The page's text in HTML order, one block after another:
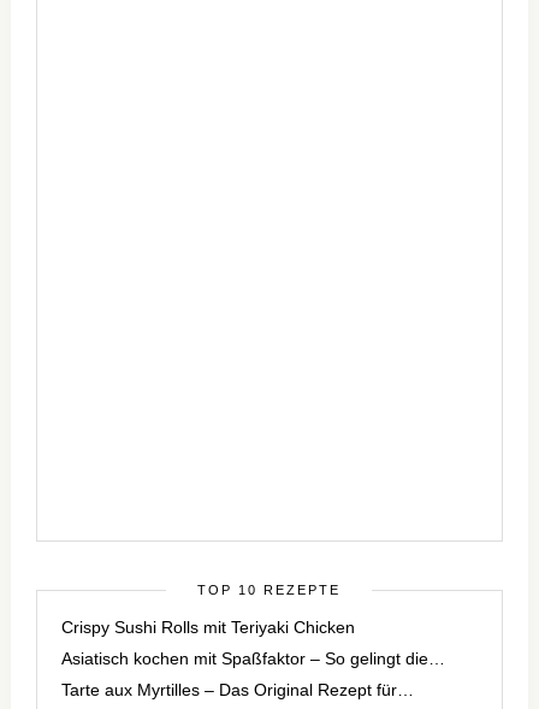
TOP 10 REZEPTE
Crispy Sushi Rolls mit Teriyaki Chicken
Asiatisch kochen mit Spaßfaktor – So gelingt die…
Tarte aux Myrtilles – Das Original Rezept für…